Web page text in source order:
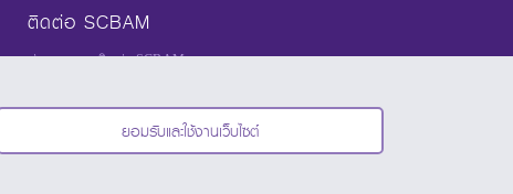
ติดต่อ SCBAM
ช่องทางการติดต่อ SCBAM
ยอมรับและใช้งานเว็บไซต์